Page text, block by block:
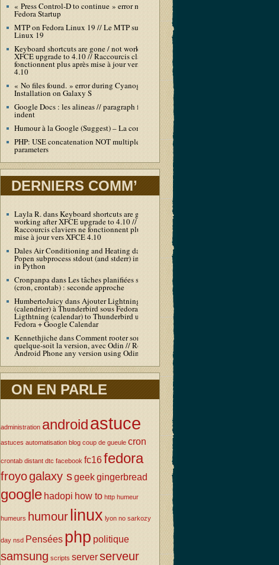
« Press Control-D to continue » error message at
Fedora Startup
MTP on Fedora Linux 19 // Le MTP sur Fedora
Linux 19
Keyboard shortcuts are gone / not working after
XFCE upgrade to 4.10 // Raccourcis claviers ne
fonctionnent plus après mise à jour vers XFCE
4.10
« No files found. » error during Cyanogen
Installation on Galaxy S
Google Docs : les alineas // paragraph first line
indent
Humour à la Google (Suggest) – La compil’
PHP: USE concatenation NOT multiple echo /
parameters
DERNIERS COMM’
Layla R.dansKeyboard shortcuts are gone / not
working after XFCE upgrade to 4.10 //
Raccourcis claviers ne fonctionnent plus après
mise à jour vers XFCE 4.10
Dales Air Conditioning and Heating dans
Popen subprocess stdout (and stderr) in real-time
in Python
CronpanpadansLes tâches planifiées sous Linux
(cron, crontab) : seconde approche
HumbertoJuicy dansAjouter Lightning
(calendrier) à Thunderbird sous Fedora / Add
Ligthtning (calendar) to Thunderbird under
Fedora + Google Calendar
KennethjichedansComment rooter son Android
quelque-soit la version, avec Odin // Root your
Android Phone any version using Odin
ON EN PARLE
administration androidastuce
astuces automatisation blog coup de gueule cron
crontab distant dtc facebook fc16fedora
froyogalaxy sgeekgingerbread
google hadopi how to http humeur
humeurs humourlinux lyon no sarkozy
day nsd Pensées php politique
samsung scripts serverserveur